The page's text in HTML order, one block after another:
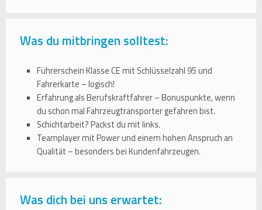
Was du mitbringen solltest:
Führerschein Klasse CE mit Schlüsselzahl 95 und
Fahrerkarte – logisch!
Erfahrung als Berufskraftfahrer – Bonuspunkte, wenn
du schon mal Fahrzeugtransporter gefahren bist.
Schichtarbeit? Packst du mit links.
Teamplayer mit Power und einem hohen Anspruch an
Qualität – besonders bei Kundenfahrzeugen.
Was dich bei uns erwartet: